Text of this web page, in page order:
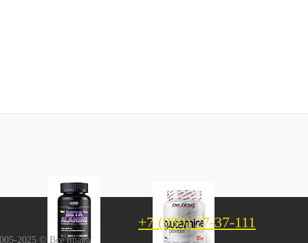
2025 © Все права
+7 (989) 27-37-111